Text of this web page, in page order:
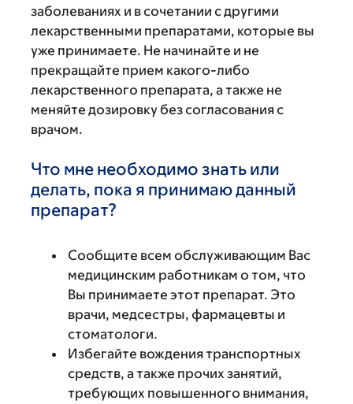
заболеваниях и в сочетании с другими
лекарственными препаратами, которые вы
уже принимаете. Не начинайте и не
прекращайте прием какого-либо
лекарственного препарата, а также не
меняйте дозировку без согласования с
врачом.
Что мне необходимо знать или
делать, пока я принимаю данный
препарат?
Сообщите всем обслуживающим Вас
медицинским работникам о том, что
Вы принимаете этот препарат. Это
врачи, медсестры, фармацевты и
стоматологи.
Избегайте вождения транспортных
средств, а также прочих занятий,
требующих повышенного внимания,